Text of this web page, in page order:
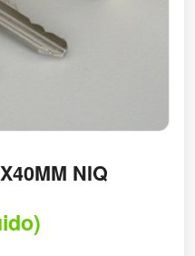
NIQ